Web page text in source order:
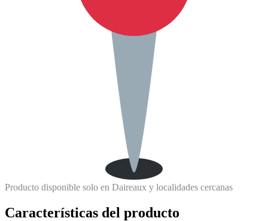
Producto disponible solo en Daireaux y localidades cercanas
Características del producto